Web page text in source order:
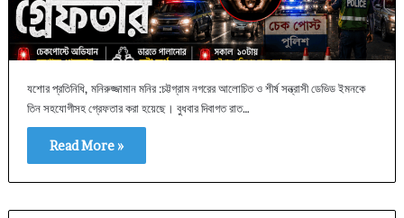
যশোর প্রতিনিধি, মনিরুজ্জামান মনির :চট্টগ্রাম নগরের আলোচিত ও শীর্ষ সন্ত্রাসী ডেভিড ইমনকে
তিন সহযোগীসহ গ্রেফতার করা হয়েছে। বুধবার দিবাগত রাত…
Read More »